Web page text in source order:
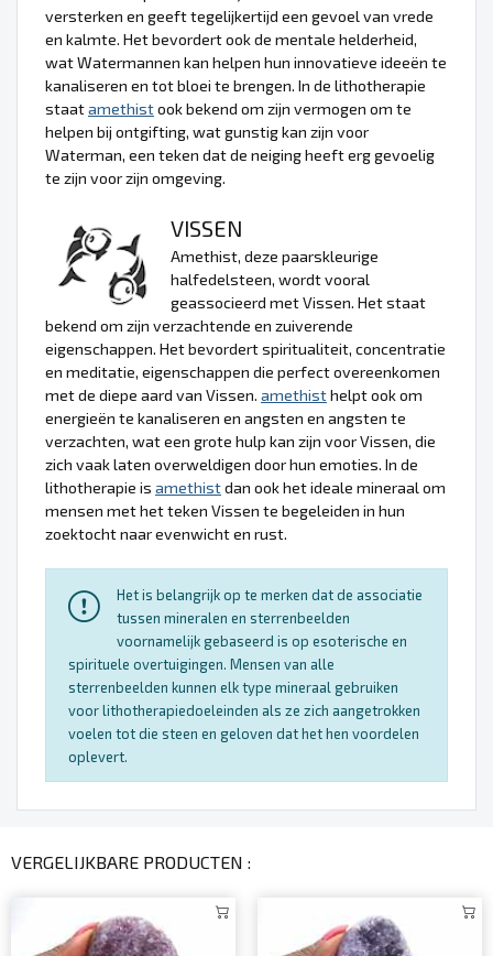
versterken en geeft tegelijkertijd een gevoel van vrede
en kalmte. Het bevordert ook de mentale helderheid,
wat Watermannen kan helpen hun innovatieve ideeën te
kanaliseren en tot bloei te brengen. In de lithotherapie
staatamethistook bekend om zijn vermogen om te
helpen bij ontgifting, wat gunstig kan zijn voor
Waterman, een teken dat de neiging heeft erg gevoelig
te zijn voor zijn omgeving.
VISSEN
Amethist, deze paarskleurige
halfedelsteen, wordt vooral
geassocieerd met Vissen. Het staat
bekend om zijn verzachtende en zuiverende
eigenschappen. Het bevordert spiritualiteit, concentratie
en meditatie, eigenschappen die perfect overeenkomen
met de diepe aard van Vissen. amethisthelpt ook om
energieën te kanaliseren en angsten en angsten te
verzachten, wat een grote hulp kan zijn voor Vissen, die
zich vaak laten overweldigen door hun emoties. In de
lithotherapie is amethistdan ook het ideale mineraal om
mensen met het teken Vissen te begeleiden in hun
zoektocht naar evenwicht en rust.
Het is belangrijk op te merken dat de associatie
tussen mineralen en sterrenbeelden
voornamelijk gebaseerd is op esoterische en
spirituele overtuigingen. Mensen van alle
sterrenbeelden kunnen elk type mineraal gebruiken
voor lithotherapiedoeleinden als ze zich aangetrokken
voelen tot die steen en geloven dat het hen voordelen
oplevert.
VERGELIJKBARE PRODUCTEN :